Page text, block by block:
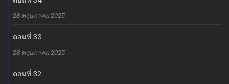
28 พฤษภาคม 2025
ตอนที่ 33
28 พฤษภาคม 2025
ตอนที่ 32